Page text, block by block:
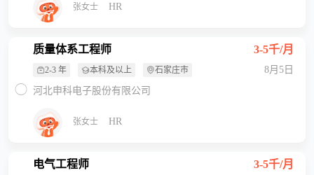
张女士 HR
质量体系工程师 3-5千/月
2-3 年 本科及以上 石家庄市
8月5日
河北申科电子股份有限公司
张女士 HR
电气工程师 3-5千/月